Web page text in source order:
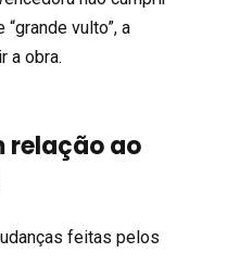
vulto”, a
a obra.
relação ao
feitas pelos